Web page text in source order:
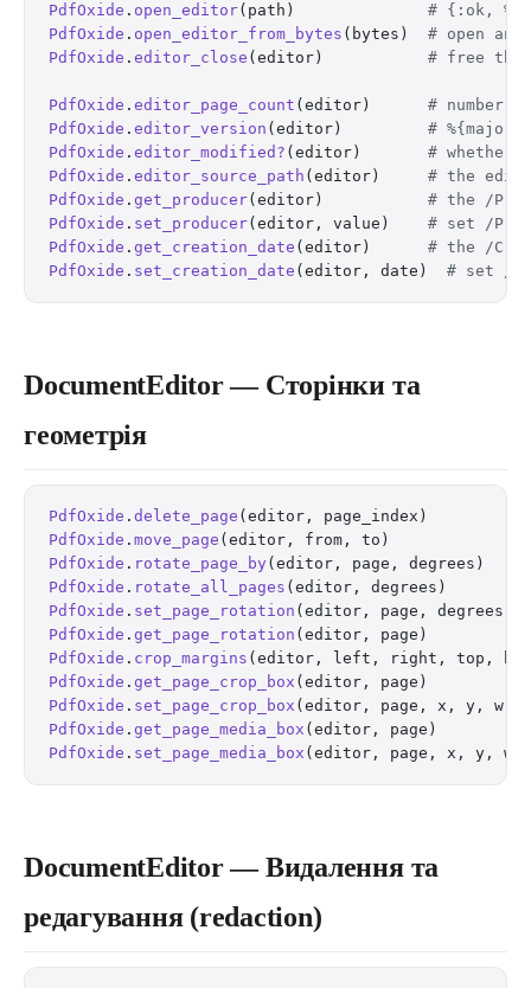
PdfOxide . open_editor(path) # {:ok,
PdfOxide . open_editor_from_bytes (bytes) # open an
PdfOxide . editor_close (editor) # free the
PdfOxide . editor_page_count (editor) # number
PdfOxide . editor_version (editor) #
PdfOxide . editor_modified? (editor) # whether
PdfOxide . editor_source_path (editor) # the
PdfOxide . get_producer(editor) # the /
PdfOxide . set_producer(editor, value) # set /
PdfOxide . get_creation_date (editor) # the /
PdfOxide . set_creation_date (editor, date) # set /
DocumentEditor — Сторінки та
геометрія
PdfOxide . delete_page (editor,
PdfOxide . move_page (editor, from,
PdfOxide . rotate_page_by (editor, page,
PdfOxide . rotate_all_pages (editor,
PdfOxide . set_page_rotation (editor, page,
PdfOxide . get_page_rotation (editor,
PdfOxide . crop_margins (editor, left, right, top,
PdfOxide . get_page_crop_box (editor,
PdfOxide . set_page_crop_box (editor, page, x, y, w,
PdfOxide . get_page_media_box (editor,
PdfOxide . set_page_media_box (editor, page, x, y,
DocumentEditor — Видалення та
редагування (redaction)